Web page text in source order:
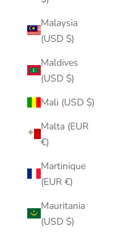
Malaysia
(USD $)
Maldives
(USD $)
Mali (USD $)
Malta (EUR
€)
Martinique
(EUR €)
Mauritania
(USD $)